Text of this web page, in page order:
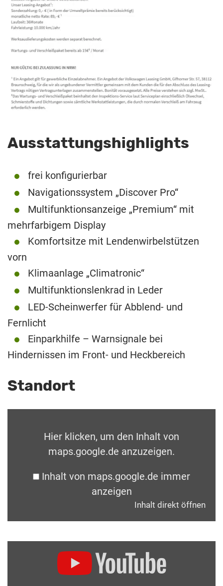
Ausstattungshighlights
frei konfigurierbar
Navigationssystem „Discover Pro“
Multifunktionsanzeige „Premium“ mit
mehrfarbigem Display
Komfortsitze mit Lendenwirbelstützen
vorn
Klimaanlage „Climatronic“
Multifunktionslenkrad in Leder
LED-Scheinwerfer für Abblend- und
Fernlicht
Einparkhilfe – Warnsignale bei
Hindernissen im Front- und Heckbereich
Standort
Hier klicken, um den Inhalt von
maps.google.de anzuzeigen.
Inhalt von maps.google.de immer
anzeigen
Inhalt direkt öffnen